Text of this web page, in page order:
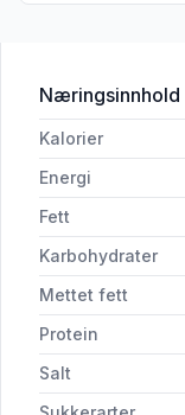
Næringsinnhold
Kalorier
Energi
Fett
Karbohydrater
Mettet fett
Protein
Salt